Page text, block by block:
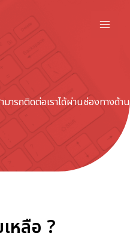
ารถติดต่อเราได้ผ่านช่องทางด้าน
หลือ ?